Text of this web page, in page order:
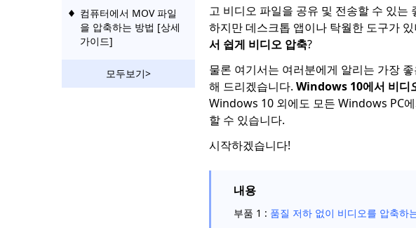
고 비디오 파일을 공유 및 전송할 수 있는
하지만 데스크톱 앱이나 탁월한 도구가
서 쉽게 비디오 압축?
물론 여기서는 여러분에게 알리는 가장
해 드리겠습니다. Windows 10에서 비디
Windows 10 외에도 모든 Windows PC
할 수 있습니다.
시작하겠습니다!
내용
부품 1 : 품질 저하 없이 비디오를 압축하
컴퓨터에서 MOV 파일
을 압축하는 방법 [상세
가이드]
모두보기>